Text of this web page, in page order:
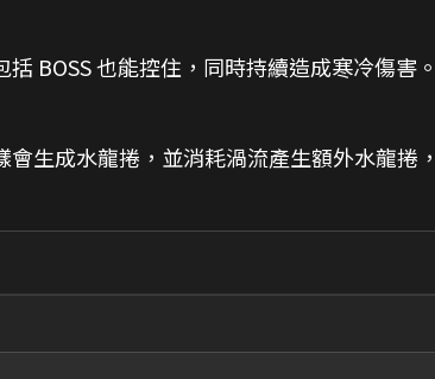
BOSS 也能控住，同時持續造成寒冷傷害
生成水龍捲，並消耗渦流產生額外水龍捲